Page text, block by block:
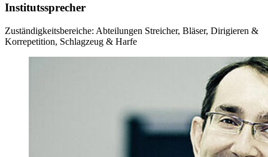
Institutssprecher
Zuständigkeitsbereiche: Abteilungen Streicher, Bläser, Dirigieren &
Korrepetition, Schlagzeug & Harfe